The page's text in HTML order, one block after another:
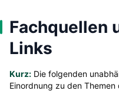
Fachquellen
Links
Kurz: Die folgenden
Einordnung zu den Themen